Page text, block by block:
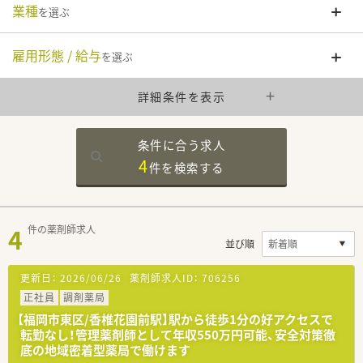
業種を選ぶ
雇用形態 / 給与を選ぶ
詳細条件を表示
条件に合う求人
4件を検索する
4 件の薬剤師求人
並び順
更新日： 2026/06/26 薬剤師求人ID： 706256
正社員
調剤薬局
【福岡市東区/香椎花園前駅】駅から徒歩1分の好アクセスで
転勤なし！管理薬剤師として年収550万円可能、安全対策徹
底の地域密着型薬局で働けます